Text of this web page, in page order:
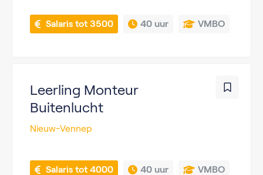
Salaris tot 3500 40 uur VMBO
Leerling Monteur
Buitenlucht
Nieuw-Vennep
Salaris tot 4000 40 uur VMBO